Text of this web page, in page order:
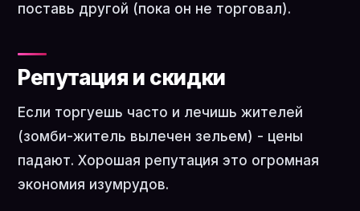
поставь другой (пока он не торговал).
Репутация и скидки
Если торгуешь часто и лечишь жителей
(зомби-житель вылечен зельем) - цены
падают. Хорошая репутация это огромная
экономия изумрудов.